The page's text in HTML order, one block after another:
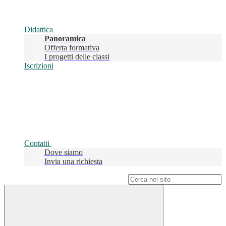
Didattica
Panoramica
Offerta formativa
I progetti delle classi
Iscrizioni
Contatti
Dove siamo
Invia una richiesta